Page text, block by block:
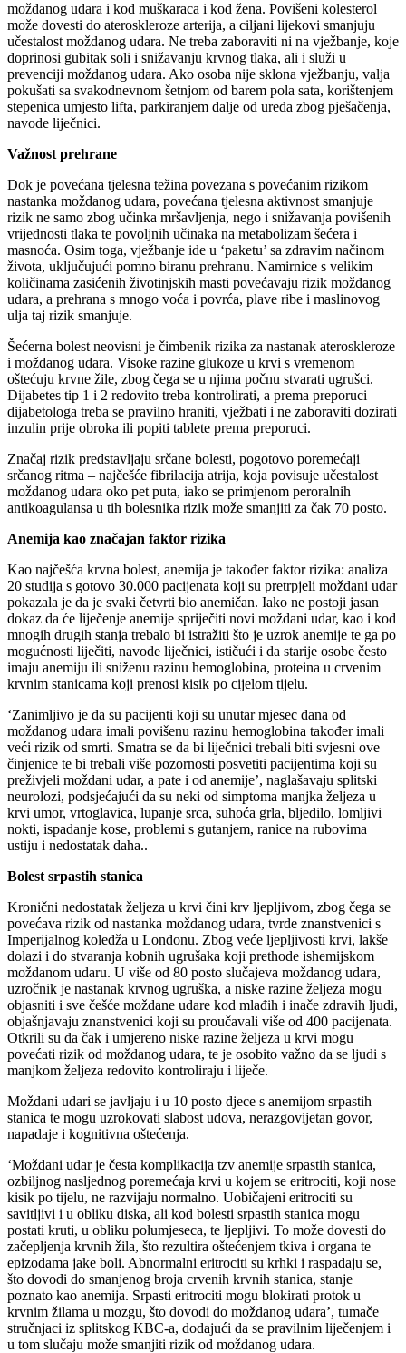
moždanog udara i kod muškaraca i kod žena. Povišeni kolesterol
može dovesti do ateroskleroze arterija, a ciljani lijekovi smanjuju
učestalost moždanog udara. Ne treba zaboraviti ni na vježbanje, koje
doprinosi gubitak soli i snižavanju krvnog tlaka, ali i služi u
prevenciji moždanog udara. Ako osoba nije sklona vježbanju, valja
pokušati sa svakodnevnom šetnjom od barem pola sata, korištenjem
stepenica umjesto lifta, parkiranjem dalje od ureda zbog pješačenja,
navode liječnici.
Važnost prehrane
Dok je povećana tjelesna težina povezana s povećanim rizikom
nastanka moždanog udara, povećana tjelesna aktivnost smanjuje
rizik ne samo zbog učinka mršavljenja, nego i snižavanja povišenih
vrijednosti tlaka te povoljnih učinaka na metabolizam šećera i
masnoća. Osim toga, vježbanje ide u ‘paketu’ sa zdravim načinom
života, uključujući pomno biranu prehranu. Namirnice s velikim
količinama zasićenih životinjskih masti povećavaju rizik moždanog
udara, a prehrana s mnogo voća i povrća, plave ribe i maslinovog
ulja taj rizik smanjuje.
Šećerna bolest neovisni je čimbenik rizika za nastanak ateroskleroze
i moždanog udara. Visoke razine glukoze u krvi s vremenom
oštećuju krvne žile, zbog čega se u njima počnu stvarati ugrušci.
Dijabetes tip 1 i 2 redovito treba kontrolirati, a prema preporuci
dijabetologa treba se pravilno hraniti, vježbati i ne zaboraviti dozirati
inzulin prije obroka ili popiti tablete prema preporuci.
Značaj rizik predstavljaju srčane bolesti, pogotovo poremećaji
srčanog ritma – najčešće fibrilacija atrija, koja povisuje učestalost
moždanog udara oko pet puta, iako se primjenom peroralnih
antikoagulansa u tih bolesnika rizik može smanjiti za čak 70 posto.
Anemija kao značajan faktor rizika
Kao najčešća krvna bolest, anemija je također faktor rizika: analiza
20 studija s gotovo 30.000 pacijenata koji su pretrpjeli moždani udar
pokazala je da je svaki četvrti bio anemičan. Iako ne postoji jasan
dokaz da će liječenje anemije spriječiti novi moždani udar, kao i kod
mnogih drugih stanja trebalo bi istražiti što je uzrok anemije te ga po
mogućnosti liječiti, navode liječnici, ističući i da starije osobe često
imaju anemiju ili sniženu razinu hemoglobina, proteina u crvenim
krvnim stanicama koji prenosi kisik po cijelom tijelu.
‘Zanimljivo je da su pacijenti koji su unutar mjesec dana od
moždanog udara imali povišenu razinu hemoglobina također imali
veći rizik od smrti. Smatra se da bi liječnici trebali biti svjesni ove
činjenice te bi trebali više pozornosti posvetiti pacijentima koji su
preživjeli moždani udar, a pate i od anemije’, naglašavaju splitski
neurolozi, podsjećajući da su neki od simptoma manjka željeza u
krvi umor, vrtoglavica, lupanje srca, suhoća grla, bljedilo, lomljivi
nokti, ispadanje kose, problemi s gutanjem, ranice na rubovima
ustiju i nedostatak daha..
Bolest srpastih stanica
Kronični nedostatak željeza u krvi čini krv ljepljivom, zbog čega se
povećava rizik od nastanka moždanog udara, tvrde znanstvenici s
Imperijalnog koledža u Londonu. Zbog veće ljepljivosti krvi, lakše
dolazi i do stvaranja kobnih ugrušaka koji prethode ishemijskom
moždanom udaru. U više od 80 posto slučajeva moždanog udara,
uzročnik je nastanak krvnog ugruška, a niske razine željeza mogu
objasniti i sve češće moždane udare kod mlađih i inače zdravih ljudi,
objašnjavaju znanstvenici koji su proučavali više od 400 pacijenata.
Otkrili su da čak i umjereno niske razine željeza u krvi mogu
povećati rizik od moždanog udara, te je osobito važno da se ljudi s
manjkom željeza redovito kontroliraju i liječe.
Moždani udari se javljaju i u 10 posto djece s anemijom srpastih
stanica te mogu uzrokovati slabost udova, nerazgovijetan govor,
napadaje i kognitivna oštećenja.
‘Moždani udar je česta komplikacija tzv anemije srpastih stanica,
ozbiljnog nasljednog poremećaja krvi u kojem se eritrociti, koji nose
kisik po tijelu, ne razvijaju normalno. Uobičajeni eritrociti su
savitljivi i u obliku diska, ali kod bolesti srpastih stanica mogu
postati kruti, u obliku polumjeseca, te ljepljivi. To može dovesti do
začepljenja krvnih žila, što rezultira oštećenjem tkiva i organa te
epizodama jake boli. Abnormalni eritrociti su krhki i raspadaju se,
što dovodi do smanjenog broja crvenih krvnih stanica, stanje
poznato kao anemija. Srpasti eritrociti mogu blokirati protok u
krvnim žilama u mozgu, što dovodi do moždanog udara’, tumače
stručnjaci iz splitskog KBC-a, dodajući da se pravilnim liječenjem i
u tom slučaju može smanjiti rizik od moždanog udara.